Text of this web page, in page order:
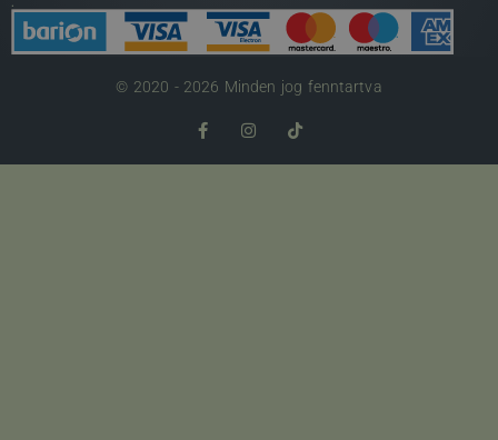
© 2020 - 2026 Minden jog fenntartva